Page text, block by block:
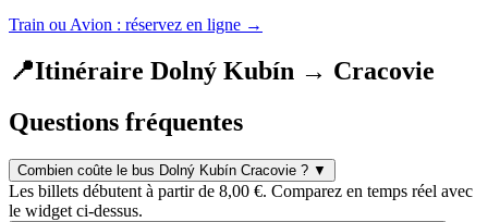
Train ou Avion : réservez en ligne →
📍Itinéraire Dolný Kubín → Cracovie
Questions fréquentes
Combien coûte le bus Dolný Kubín Cracovie ? ▼
Les billets débutent à partir de 8,00 €. Comparez en temps réel avec
le widget ci-dessus.